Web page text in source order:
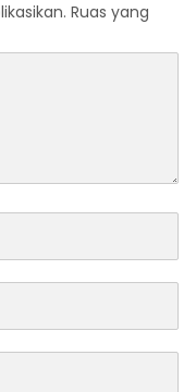
Ruas yang